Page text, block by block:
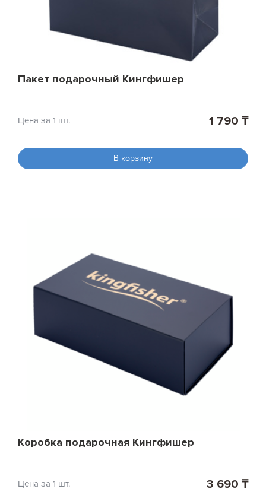
Пакет подарочный Кингфишер
Цена за 1 шт. 1 790 ₸
В корзину
Коробка подарочная Кингфишер
Цена за 1 шт. 3 690 ₸